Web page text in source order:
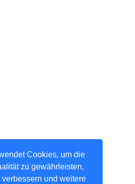
Cookies, um die
zu gewährleisten,
und weitere